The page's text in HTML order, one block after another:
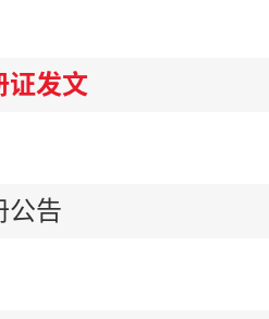
发文
公告